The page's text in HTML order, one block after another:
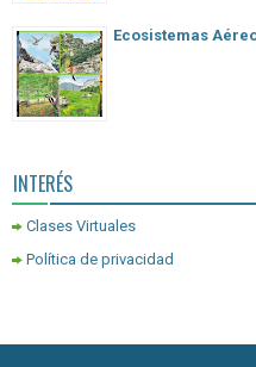
Ecosistemas
INTERÉS
Clases Virtuales
Política de privacidad